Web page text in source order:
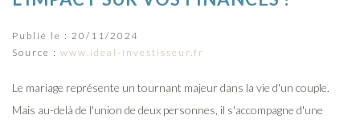
Publié le : 20/11/2024
Source : www.ideal-investisseur.fr
Le mariage représente un tournant majeur dans la vie d'un couple.
Mais au-delà de l'union de deux personnes, il s'accompagne d'une